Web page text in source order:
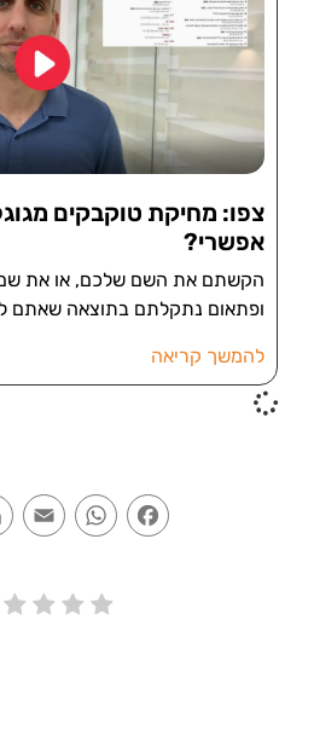
צפו: מחיקת טוקבקים
אפשרי?
הקשתם את השם שלכם, או את
ופתאום נתקלתם בתוצאה שאתם
להמשך קריאה
Facebook